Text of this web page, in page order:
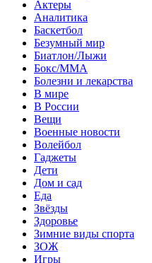
Актеры
Аналитика
Баскетбол
Безумный мир
Биатлон/Лыжи
Бокс/MMA
Болезни и лекарства
В мире
В России
Вещи
Военные новости
Волейбол
Гаджеты
Дети
Дом и сад
Еда
Звёзды
Здоровье
Зимние виды спорта
ЗОЖ
Игры